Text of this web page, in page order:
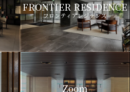
FRONTIER RESIDENCE
フロンティアレジデンス
Zoom